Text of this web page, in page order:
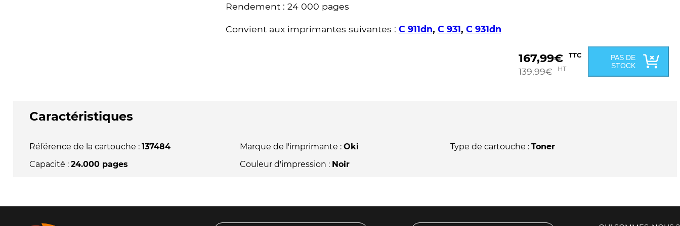
Rendement : 24 000 pages
Convient aux imprimantes suivantes : C 911dn, C 931, C 931dn
167,99€ TTC
139,99€ HT
PAS DE
STOCK
Caractéristiques
Référence de la cartouche : 137484
Capacité : 24.000 pages
Marque de l'imprimante : Oki
Couleur d'impression : Noir
Type de cartouche : Toner